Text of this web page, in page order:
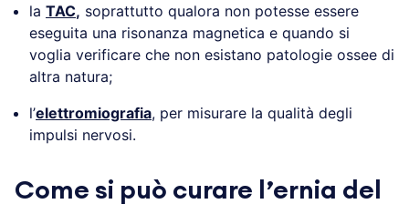
la TAC, soprattutto qualora non potesse essere
eseguita una risonanza magnetica e quando si
voglia verificare che non esistano patologie ossee di
altra natura;
l’elettromiografia, per misurare la qualità degli
impulsi nervosi.
Come si può curare l’ernia del